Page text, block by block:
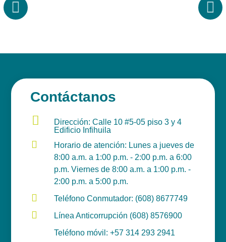
Contabilidad - Tesorería -
Software Financial Solution IAS
Gerencia - Grupo de Trabajo de
Administración del Riesgo
Administrativa
Jurídica
Mostrando 1 de 8 de 8 Resultados
Contáctanos

Dirección: Calle 10 #5-05 piso 3 y 4
Edificio Infihuila

Horario de atención: Lunes a jueves de
8:00 a.m. a 1:00 p.m. - 2:00 p.m. a 6:00
p.m. Viernes de 8:00 a.m. a 1:00 p.m. -
2:00 p.m. a 5:00 p.m.
 Teléfono Conmutador: (608) 8677749
 Línea Anticorrupción (608) 8576900
Teléfono móvil: +57 314 293 2941